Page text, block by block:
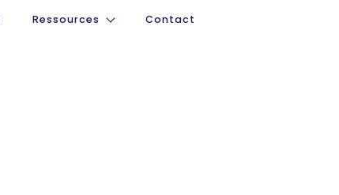
Ressources Contact